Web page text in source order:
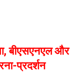
बीएसएनएल और
प्रदर्शन